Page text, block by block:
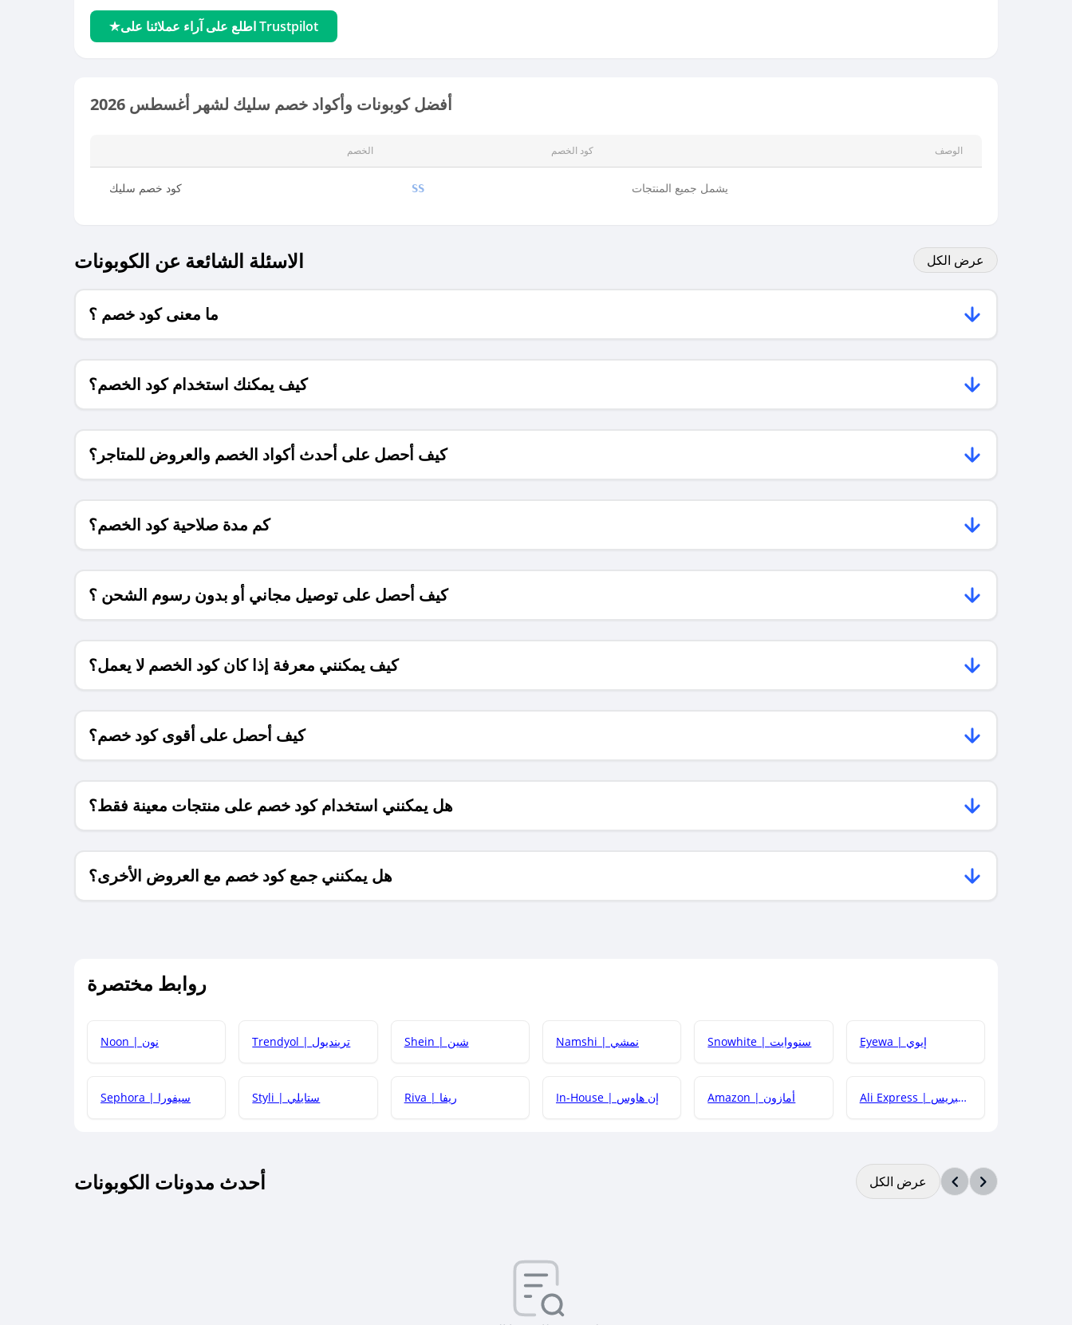
اطلع على آراء عملائنا على Trustpilot
أفضل كوبونات وأكواد خصم سليك لشهر أغسطس 2026
الخصم كود الخصم الوصف
كود خصم سليك SS يشمل جميع المنتجات
الاسئلة الشائعة عن الكوبونات عرض الكل
ما معنى كود خصم ؟
كيف يمكنك استخدام كود الخصم؟
كيف أحصل على أحدث أكواد الخصم والعروض للمتاجر؟
كم مدة صلاحية كود الخصم؟
كيف أحصل على توصيل مجاني أو بدون رسوم الشحن ؟
كيف يمكنني معرفة إذا كان كود الخصم لا يعمل؟
كيف أحصل على أقوى كود خصم؟
هل يمكنني استخدام كود خصم على منتجات معينة فقط؟
هل يمكنني جمع كود خصم مع العروض الأخرى؟
روابط مختصرة
Noon | نون Trendyol | ترينديول Shein | شين Namshi | نمشي Snowhite | سنووايت Eyewa | إيوي
Sephora | سيفورا Styli | ستايلي Riva | ريفا In-House | إن هاوس Amazon | أمازون Ali Express | علي إكسبريس
أحدث مدونات الكوبونات عرض الكل